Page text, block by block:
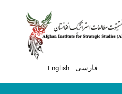
English فارسی